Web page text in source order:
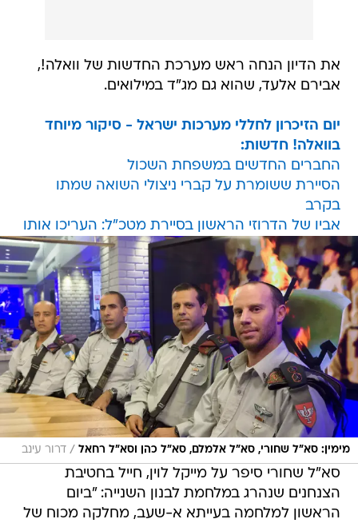
את הדיון הנחה ראש מערכת החדשות של וואלה!,
אבירם אלעד, שהוא גם מג"ד במילואים.
יום הזיכרון לחללי מערכות ישראל - סיקור מיוחד
בוואלה! חדשות:
החברים החדשים במשפחת השכול
הסיירת ששומרת על קברי ניצולי השואה שמתו
בקרב
אביו של הדרוזי הראשון בסיירת מטכ"ל: העריכו אותו
מימין: סא"ל שחורי, סא"ל אלמלם, סא"ל כהן וסא"ל רחאל / דרור עינב
סא"ל שחורי סיפר על מייקל לוין, חייל בחטיבת
הצנחנים שנהרג במלחמת לבנון השנייה: "ביום
הראשון למלחמה בעייתא א-שעב, מחלקה מכוח של